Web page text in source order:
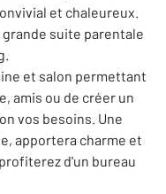
et chaleureux.
suite parentale
et salon permettant
amis ou de créer un
vos besoins. Une
apportera charme et
d'un bureau